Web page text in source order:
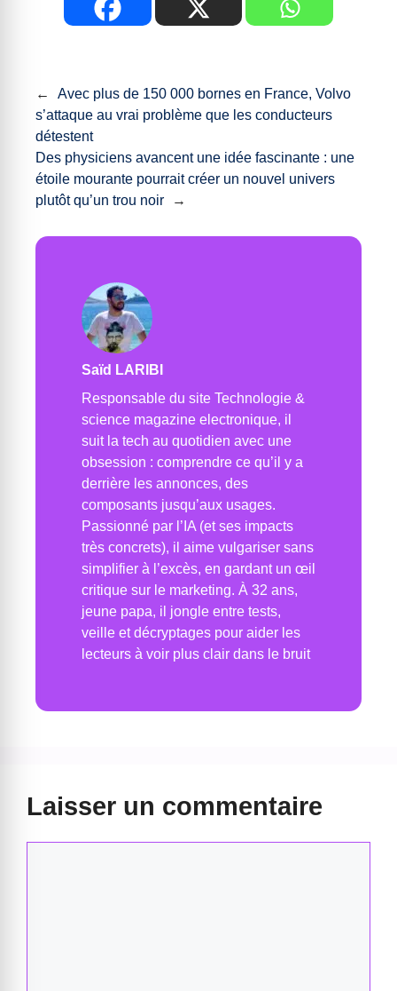
←
Avec plus de 150 000 bornes en France, Volvo
s’attaque au vrai problème que les conducteurs
détestent
Des physiciens avancent une idée fascinante : une
étoile mourante pourrait créer un nouvel univers
plutôt qu’un trou noir
→
Saïd LARIBI
Responsable du site Technologie &
science magazine electronique, il
suit la tech au quotidien avec une
obsession : comprendre ce qu’il y a
derrière les annonces, des
composants jusqu’aux usages.
Passionné par l’IA (et ses impacts
très concrets), il aime vulgariser sans
simplifier à l’excès, en gardant un œil
critique sur le marketing. À 32 ans,
jeune papa, il jongle entre tests,
veille et décryptages pour aider les
lecteurs à voir plus clair dans le bruit
Laisser un commentaire